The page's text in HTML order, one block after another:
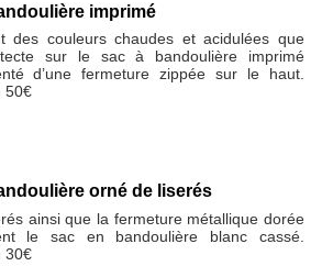
imprimé
des couleurs chaudes et acidulées que
sur le sac à bandoulière imprimé
d’une fermeture zippée sur le haut.
50€
orné de liserés
ainsi que la fermeture métallique dorée
le sac en bandoulière blanc cassé.
30€